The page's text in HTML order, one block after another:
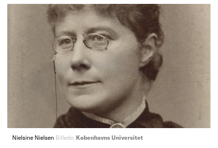
Nielsine Nielsen Billede: Københavns Universitet